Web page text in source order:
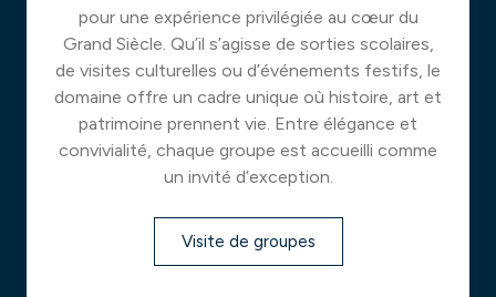
pour une expérience privilégiée au cœur du
Grand Siècle. Qu’il s’agisse de sorties scolaires,
de visites culturelles ou d’événements festifs, le
domaine offre un cadre unique où histoire, art et
patrimoine prennent vie. Entre élégance et
convivialité, chaque groupe est accueilli comme
un invité d’exception.
Visite de groupes